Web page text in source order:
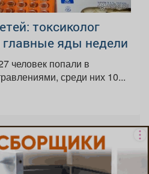
токсиколог
главные яды недели
человек попали в
среди них 10...